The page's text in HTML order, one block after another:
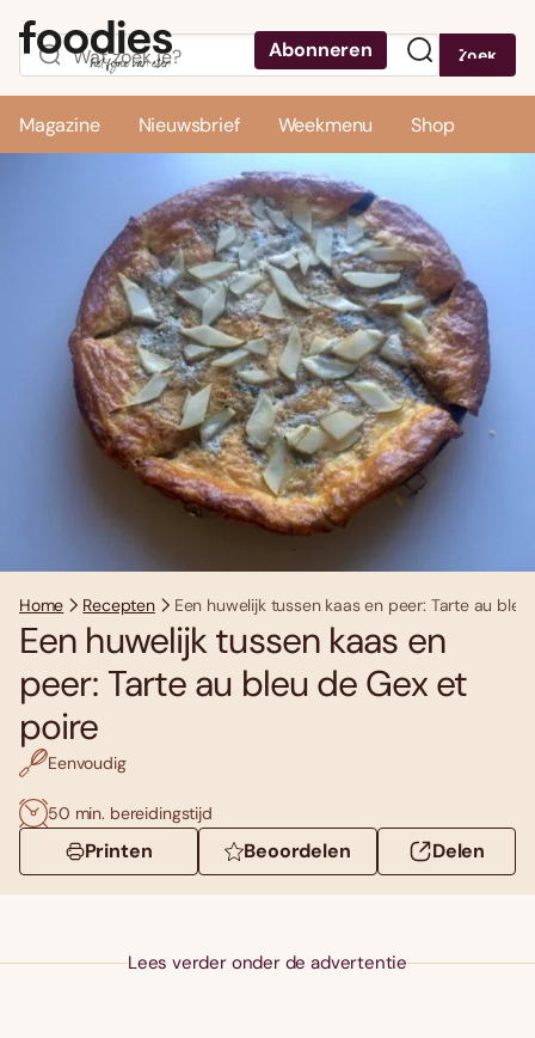
Abonneren Zoek
Magazine Nieuwsbrief Weekmenu Shop
Home Recepten Een huwelijk tussen kaas en peer: Tarte au
Een huwelijk tussen kaas en
peer: Tarte au bleu de Gex et
poire
Eenvoudig
50 min. bereidingstijd
Printen Beoordelen Delen
Lees verder onder de advertentie